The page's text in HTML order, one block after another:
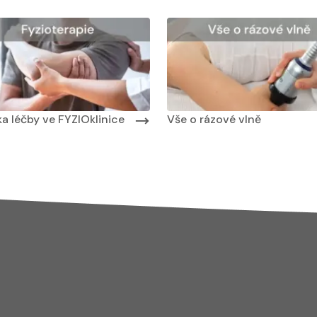
masáží Nabídka masáží
léčby ve FYZIOklinice
Nabídka léčby ve FYZIOklinice
Vše o rázové vlně